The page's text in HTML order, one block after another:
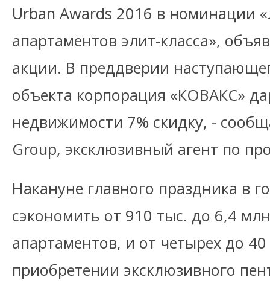
Urban Awards 2016 в номинации
апартаментов элит-класса»,
акции. В преддверии
объекта корпорация «КОВАКС»
недвижимости 7% скидку, -
Group, эксклюзивный агент по
Накануне главного праздника в
сэкономить от 910 тыс. до 6,4
апартаментов, и от четырех до
приобретении эксклюзивного